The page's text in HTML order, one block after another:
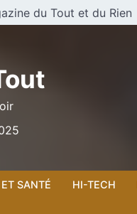
du Tout et du Rien
SANTÉ HI-TECH